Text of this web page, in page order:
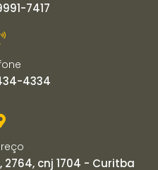
7417
4334
cnj 1704 - Curitba